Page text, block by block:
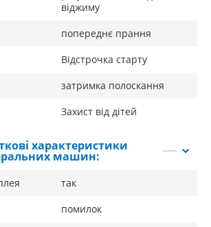
віджиму
попереднє прання
Відстрочка старту
затримка полоскання
Захист від дітей
характеристики
машин:
так
помилок